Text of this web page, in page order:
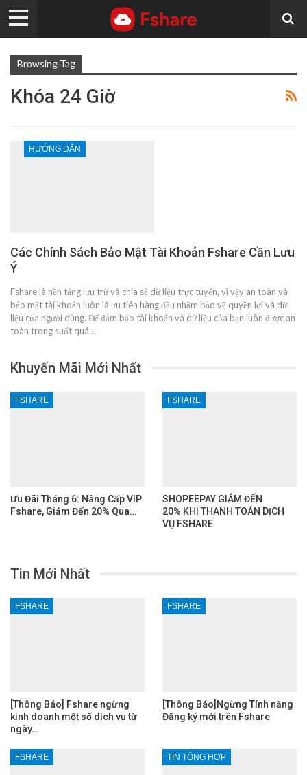
Browsing Tag
Khóa 24 Giờ
HƯỚNG DẪN
Các Chính Sách Bảo Mật Tài Khoản Fshare Cần Lưu
Ý
Fshare là nền tảng lưu trữ và chia sẻ dữ liệu trực tuyến, vì vậy an toàn và
bảo mật tài khoản luôn là ưu tiên hàng đầu nhằm bảo vệ quyền lợi và dữ
liệu của người dùng. Để đảm bảo tài khoản và dữ liệu của bạn luôn được an
toàn trong suốt quá…
Khuyến Mãi Mới Nhất
FSHARE
Ưu Đãi Tháng 6: Nâng Cấp VIP
Fshare, Giảm Đến 20% Qua…
FSHARE
SHOPEEPAY GIẢM ĐẾN
20% KHI THANH TOÁN DỊCH
VỤ FSHARE
Tin Mới Nhất
FSHARE
[Thông Báo] Fshare ngừng
kinh doanh một số dịch vụ từ
ngày…
FSHARE
[Thông Báo]Ngừng Tính năng
Đăng ký mới trên Fshare
FSHARE TIN TỔNG HỢP